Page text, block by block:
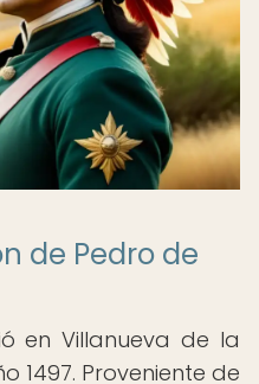
de Pedro de
en Villanueva de la
1497. Proveniente de